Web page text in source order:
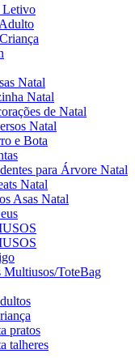
Letivo
Natal
Natal
de Natal
Natal
e Bota
para Árvore Natal
Natal
Asas Natal
Multiusos/ToteBag
pratos
talheres